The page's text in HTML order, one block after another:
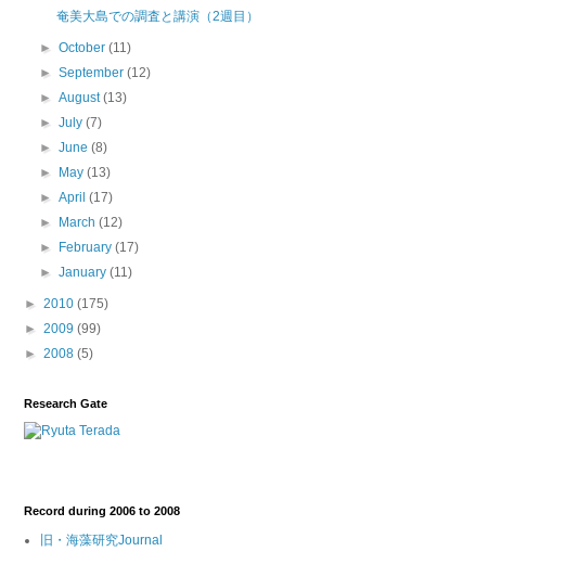
奄美大島での調査と講演（2週目）
►October(11)
►September(12)
►August(13)
►July(7)
►June(8)
►
May(13)
►April(17)
►
March(12)
►
February(17)
►January(11)
► 2010 (175)
► 2009 (99)
► 2008 (5)
Research Gate
Record during 2006 to 2008
旧・海藻研究Journal